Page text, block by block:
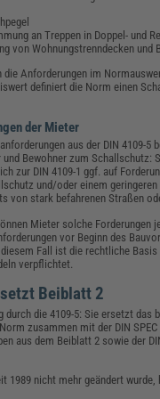
an Treppen in Doppel- und
von Wohnungstrenndecken und
die Anforderungen im
definiert die Norm einen
der Mieter
aus der DIN 4109-5
Bewohner zum Schallschutz:
zur DIN 4109-1 ggf. auf
und/oder einem geringeren
von stark befahrenen Straßen
Mieter solche Forderungen
vor Beginn des
Fall ist die rechtliche Basis
verpflichtet.
Beiblatt 2
durch die 4109-5: Sie ersetzt das
zusammen mit der DIN SPEC
aus dem Beiblatt 2 sowie der
1989 nicht mehr geändert